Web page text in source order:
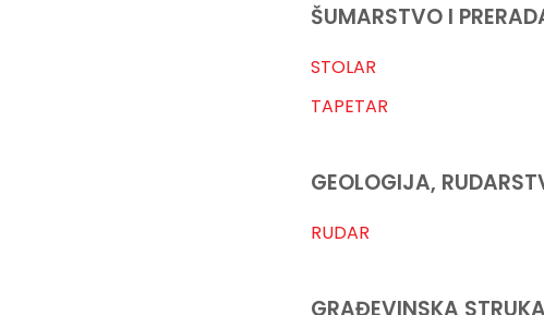
ŠUMARSTVO I
STOLAR
TAPETAR
GEOLOGIJA,
RUDAR
GRAĐEVINSKA STRUKA